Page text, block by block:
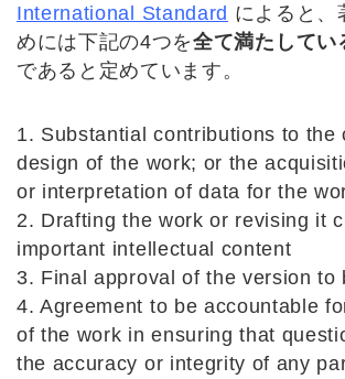
International Standard によると、
めには下記の4つを全て満たしてい
であると定めています。
1. Substantial contributions to the
design of the work; or the
or interpretation of data for the
2. Drafting the work or revising it
important intellectual content
3. Final approval of the version to
4. Agreement to be accountable
of the work in ensuring that
the accuracy or integrity of any